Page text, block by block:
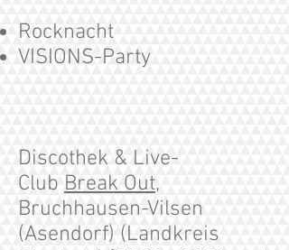
Rocknacht
VISIONS-Party
Discothek & Live-
Club Break Out,
Bruchhausen-Vilsen
(Asendorf) (Landkreis